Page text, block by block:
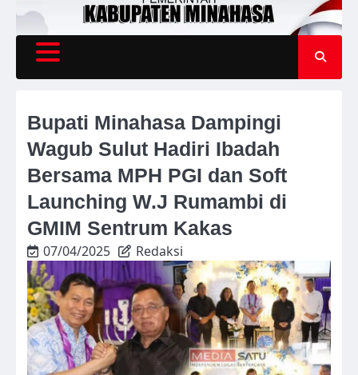
Bupati Minahasa Dampingi
Wagub Sulut Hadiri Ibadah
Bersama MPH PGI dan Soft
Launching W.J Rumambi di
GMIM Sentrum Kakas
07/04/2025 Redaksi